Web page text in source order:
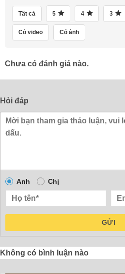
Tất cả 5 4 3
Có video Có ảnh
Chưa có đánh giá nào.
Hỏi đáp
Anh Chị
GỬI
Không có bình luận nào